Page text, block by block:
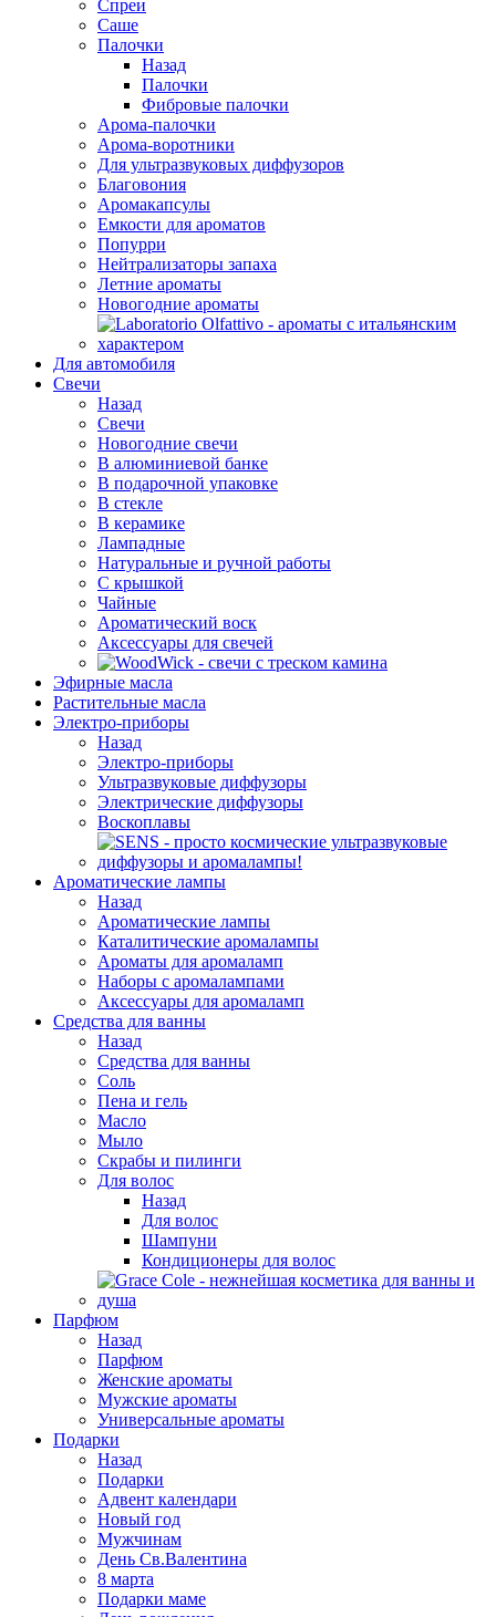
Спреи
Саше
Палочки
Назад
Палочки
Фибровые палочки
Арома-палочки
Арома-воротники
Для ультразвуковых диффузоров
Благовония
Аромакапсулы
Емкости для ароматов
Попурри
Нейтрализаторы запаха
Летние ароматы
Новогодние ароматы
Для автомобиля
Свечи
Назад
Свечи
Новогодние свечи
В алюминиевой банке
В подарочной упаковке
В стекле
В керамике
Лампадные
Натуральные и ручной работы
С крышкой
Чайные
Ароматический воск
Аксессуары для свечей
Эфирные масла
Растительные масла
Электро-приборы
Назад
Электро-приборы
Ультразвуковые диффузоры
Электрические диффузоры
Воскоплавы
Ароматические лампы
Назад
Ароматические лампы
Каталитические аромалампы
Ароматы для аромаламп
Наборы с аромалампами
Аксессуары для аромаламп
Средства для ванны
Назад
Средства для ванны
Соль
Пена и гель
Масло
Мыло
Скрабы и пилинги
Для волос
Назад
Для волос
Шампуни
Кондиционеры для волос
Парфюм
Назад
Парфюм
Женские ароматы
Мужские ароматы
Универсальные ароматы
Подарки
Назад
Подарки
Адвент календари
Новый год
Мужчинам
День Св.Валентина
8 марта
Подарки маме